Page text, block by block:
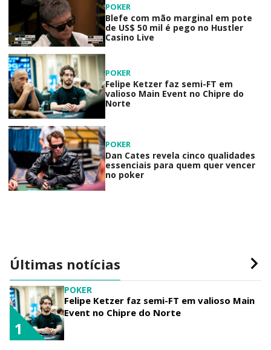
POKER
Blefe com mão marginal em pote
de US$ 50 mil é pego no Hustler
Casino Live
POKER
Felipe Ketzer faz semi-FT em
valioso Main Event no Chipre do
Norte
POKER
Dan Cates revela cinco qualidades
essenciais para quem quer vencer
no poker
Últimas notícias
POKER
Felipe Ketzer faz semi-FT em valioso Main
Event no Chipre do Norte
1